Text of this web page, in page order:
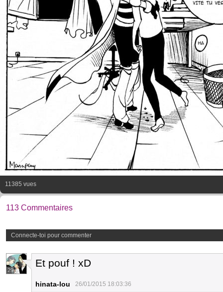
11385 vues
113 Commentaires
Connecte-toi pour commenter
29
Et pouf ! xD
hinata-lou 26/01/2015 18:03:36